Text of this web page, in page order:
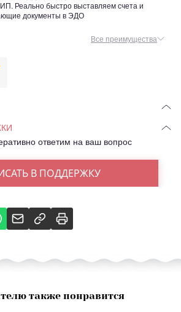
Реально быстро выставляем счета и
документы в ЭДО
Все преимущества
ответим на ваш вопрос
В ПОДДЕРЖКУ
также понравится